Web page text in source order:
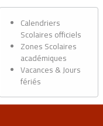
Calendriers
Scolaires officiels
Zones Scolaires
académiques
Vacances & Jours
fériés